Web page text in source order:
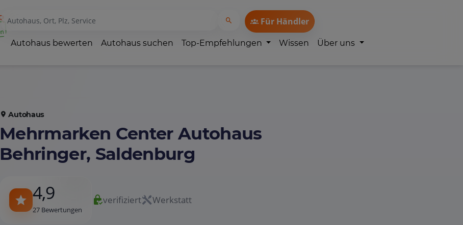
Für Händler
Autohaus bewerten Autohaus suchen Top-Empfehlungen Wissen Über uns
Autohaus
Mehrmarken Center Autohaus
Behringer, Saldenburg
4,9
27 Bewertungen
verifiziert Werkstatt